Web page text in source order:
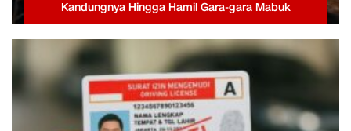
Kandungnya Hingga Hamil Gara-gara Mabuk